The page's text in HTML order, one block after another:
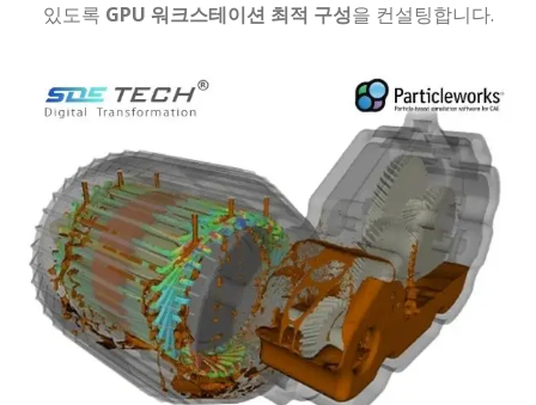
있도록 GPU 워크스테이션 최적 구성을 컨설팅합니다.